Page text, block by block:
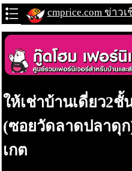
cmprice.com ข่าว
ให้เช่าบ้านเดี่ยว2ชั้
(ซอยวัดลาดปลาดุก
เกต